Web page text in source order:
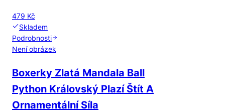
479 Kč
Skladem
Podrobnosti
Není obrázek
Boxerky Zlatá Mandala Ball
Python Královský Plazí Štít A
Ornamentální Síla